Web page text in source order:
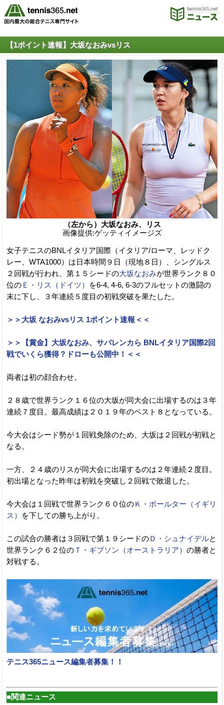
【1ポイント速報】大坂なおみvsリス
（左から）大坂なおみ、リス
画像提供:ゲッティイメージズ
女子テニスのBNLイタリア国際（イタリア/ローマ、レッドク
レー、WTA1000）は日本時間９日（現地８日）、シングルス
２回戦が行われ、第１５シードの大坂なおみが世界ランク８０
位の Ｅ・リス（ドイツ）
を6-4, 4-6, 6-3のフルセットの激闘の
末に下し、３年連続５度目の初戦突破を果たした。
＞＞大坂 なおみvsリス 1ポイント速報＜＜
＞＞【賞金】大坂なおみ、サバレンカら BNLイタリア国際2回
戦でいくら獲得？ドローも公開中！＜＜
両者は初の顔合わせ。
２８歳で世界ランク１６位の大坂が同大会に出場するのは３年
連続７度目。最高成績は２０１９年のベスト８となっている。
今大会はシード勢が１回戦免除のため、大坂は２回戦が初戦と
なる。
一方、２４歳のリスが同大会に出場するのは２年連続２度目。
初出場となった昨年は初戦を突破し２回戦で敗退した。
今大会は１回戦で世界ランク６０位のＫ・ボールター（イギリ
ス）
を下しての勝ち上がり。
この試合の勝者は３回戦で第１９シードのＤ・シュナイデルと
世界ランク６２位の Ｔ・ギブソン（オーストラリア） の勝者と
対戦する。
テニス365ニュース編集者募集！！
■関連ニュース